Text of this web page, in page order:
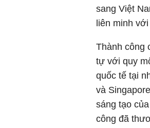
sang Việt
liên minh
Thành công
tự với quy
quốc tế tại
và
sáng tạo
công đã